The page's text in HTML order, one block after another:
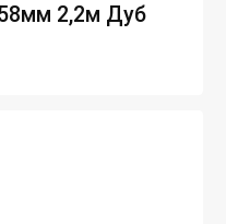
2,2м Дуб